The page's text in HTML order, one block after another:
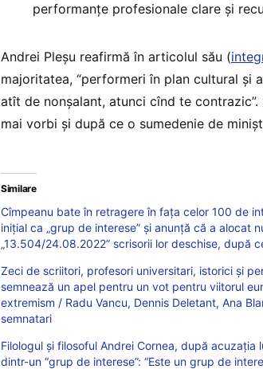
performanțe profesionale clare și
Andrei Pleșu reafirmă în articolul său (
majoritatea, “performeri în plan cultural și
atît de nonșalant, atunci cînd te
mai vorbi și după ce o sumedenie de
Similare
Cîmpeanu bate în retragere în fața celor 100 de
inițial ca „grup de interese” și anunță că a alocat
„13.504/24.08.2022” scrisorii lor deschise, după
Zeci de scriitori, profesori universitari, istorici și
semnează un apel pentru un vot pentru viitorul
extremism / Radu Vancu, Dennis Deletant, Ana
semnatari
Filologul și filosoful Andrei Cornea, după
dintr-un “grup de interese”: “Este un grup de